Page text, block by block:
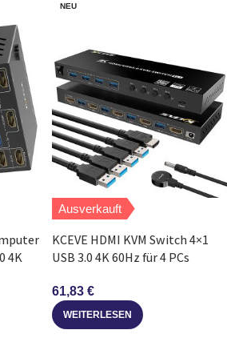
4K
NEU
Ausverkauft
KCEVE HDMI KVM Switch 4×1
USB 3.0 4K 60Hz für 4 PCs
61,83 €
WEITERLESEN